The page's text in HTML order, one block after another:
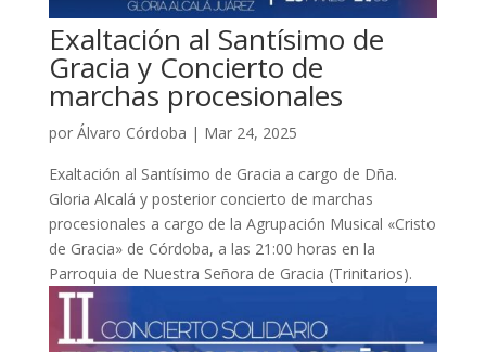
Exaltación al Santísimo de
Gracia y Concierto de
marchas procesionales
por Álvaro Córdoba | Mar 24, 2025
Exaltación al Santísimo de Gracia a cargo de Dña.
Gloria Alcalá y posterior concierto de marchas
procesionales a cargo de la Agrupación Musical «Cristo
de Gracia» de Córdoba, a las 21:00 horas en la
Parroquia de Nuestra Señora de Gracia (Trinitarios).